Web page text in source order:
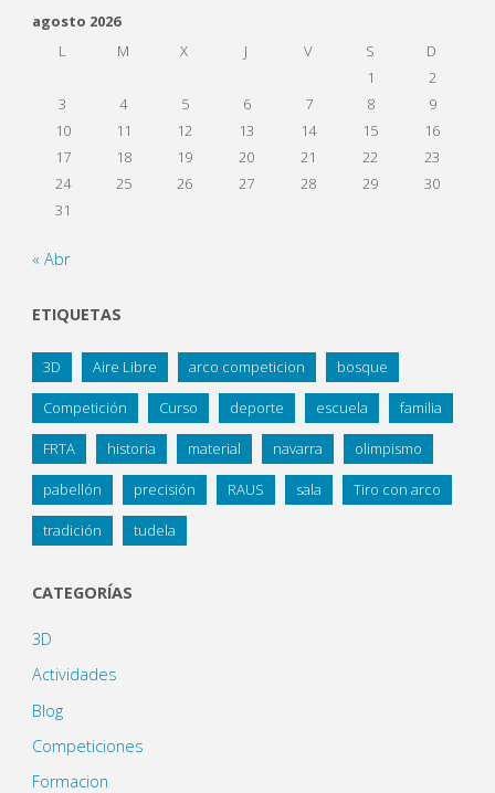
agosto 2026
L
M X J V S
D
1
2
3
4 5 6 7 8
9
10
11 12 13 14 15
16
17
18 19 20 21 22
23
24
25 26 27 28 29
30
31
« Abr
ETIQUETAS
3D Aire Libre arco competicion bosque
Competición Curso deporte escuela familia
FRTA historia material navarra olimpismo
pabellón precisión RAUS sala Tiro con arco
tradición tudela
CATEGORÍAS
3D
Actividades
Blog
Competiciones
Formacion